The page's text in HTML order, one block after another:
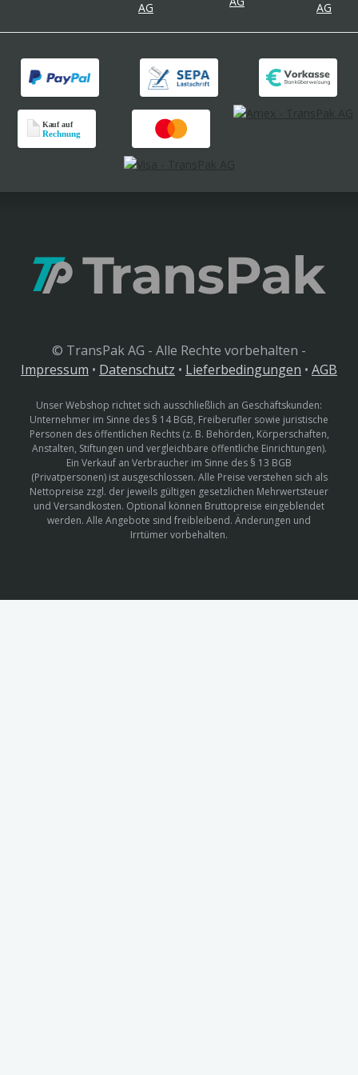
© TransPak AG - Alle Rechte vorbehalten -
Impressum • Datenschutz • Lieferbedingungen • AGB
Unser Webshop richtet sich ausschließlich an Geschäftskunden:
Unternehmer im Sinne des § 14 BGB, Freiberufler sowie juristische
Personen des öffentlichen Rechts (z. B. Behörden, Körperschaften,
Anstalten, Stiftungen und vergleichbare öffentliche Einrichtungen).
Ein Verkauf an Verbraucher im Sinne des § 13 BGB
(Privatpersonen) ist ausgeschlossen. Alle Preise verstehen sich als
Nettopreise zzgl. der jeweils gültigen gesetzlichen Mehrwertsteuer
und Versandkosten. Optional können Bruttopreise eingeblendet
werden. Alle Angebote sind freibleibend. Änderungen und
Irrtümer vorbehalten.